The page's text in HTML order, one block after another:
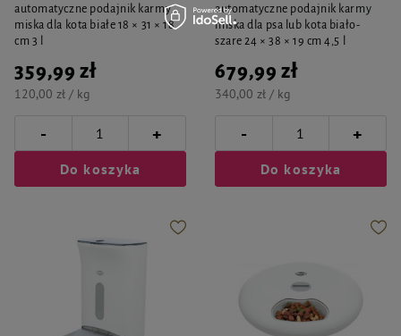
automatyczne podajnik karmy
miska dla kota białe 18 × 31 × 18
cm 3 l
359,99 zł
120,00 zł / kg
- +
Do koszyka
automatyczne podajnik karmy
miska dla psa lub kota biało-
szare 24 × 38 × 19 cm 4,5 l
679,99 zł
340,00 zł / kg
- +
Do koszyka